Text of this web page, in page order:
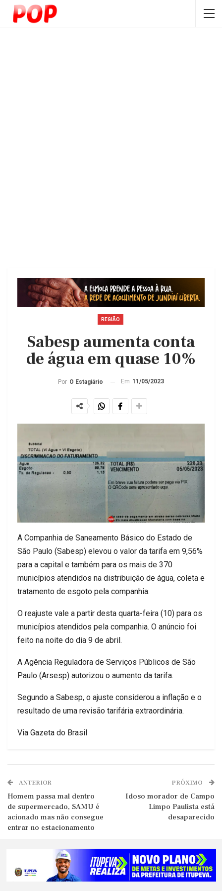
REGIÃO
Sabesp aumenta conta
de água em quase 10%
Por O Estagiário Em 11/05/2023
A Companhia de Saneamento Básico do Estado de
São Paulo (Sabesp) elevou o valor da tarifa em 9,56%
para a capital e também para os mais de 370
municípios atendidos na distribuição de água, coleta e
tratamento de esgoto pela companhia.
O reajuste vale a partir desta quarta-feira (10) para os
municípios atendidos pela companhia. O anúncio foi
feito na noite do dia 9 de abril.
A Agência Reguladora de Serviços Públicos de São
Paulo (Arsesp) autorizou o aumento da tarifa.
Segundo a Sabesp, o ajuste considerou a inflação e o
resultado de uma revisão tarifária extraordinária.
Via Gazeta do Brasil
ANTERIOR
Homem passa mal dentro
de supermercado, SAMU é
acionado mas não consegue
entrar no estacionamento
PRÓXIMO
Idoso morador de Campo
Limpo Paulista está
desaparecido